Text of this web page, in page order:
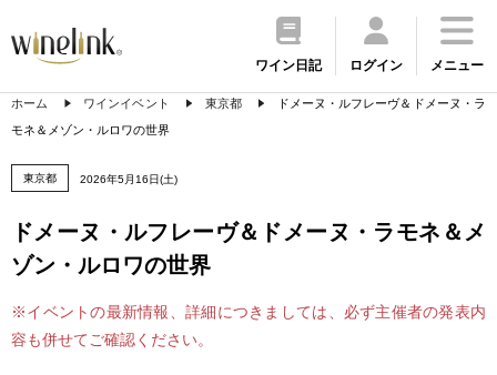
ワイン日記 ログイン メニュー
ホーム ワインイベント 東京都
ドメーヌ・ルフレーヴ＆ドメーヌ・ラ
モネ＆メゾン・ルロワの世界
東京都 2026年5月16日(土)
ドメーヌ・ルフレーヴ＆ドメーヌ・ラモネ＆メ
ゾン・ルロワの世界
※イベントの最新情報、詳細につきましては、必ず主催者の発表内
容も併せてご確認ください。